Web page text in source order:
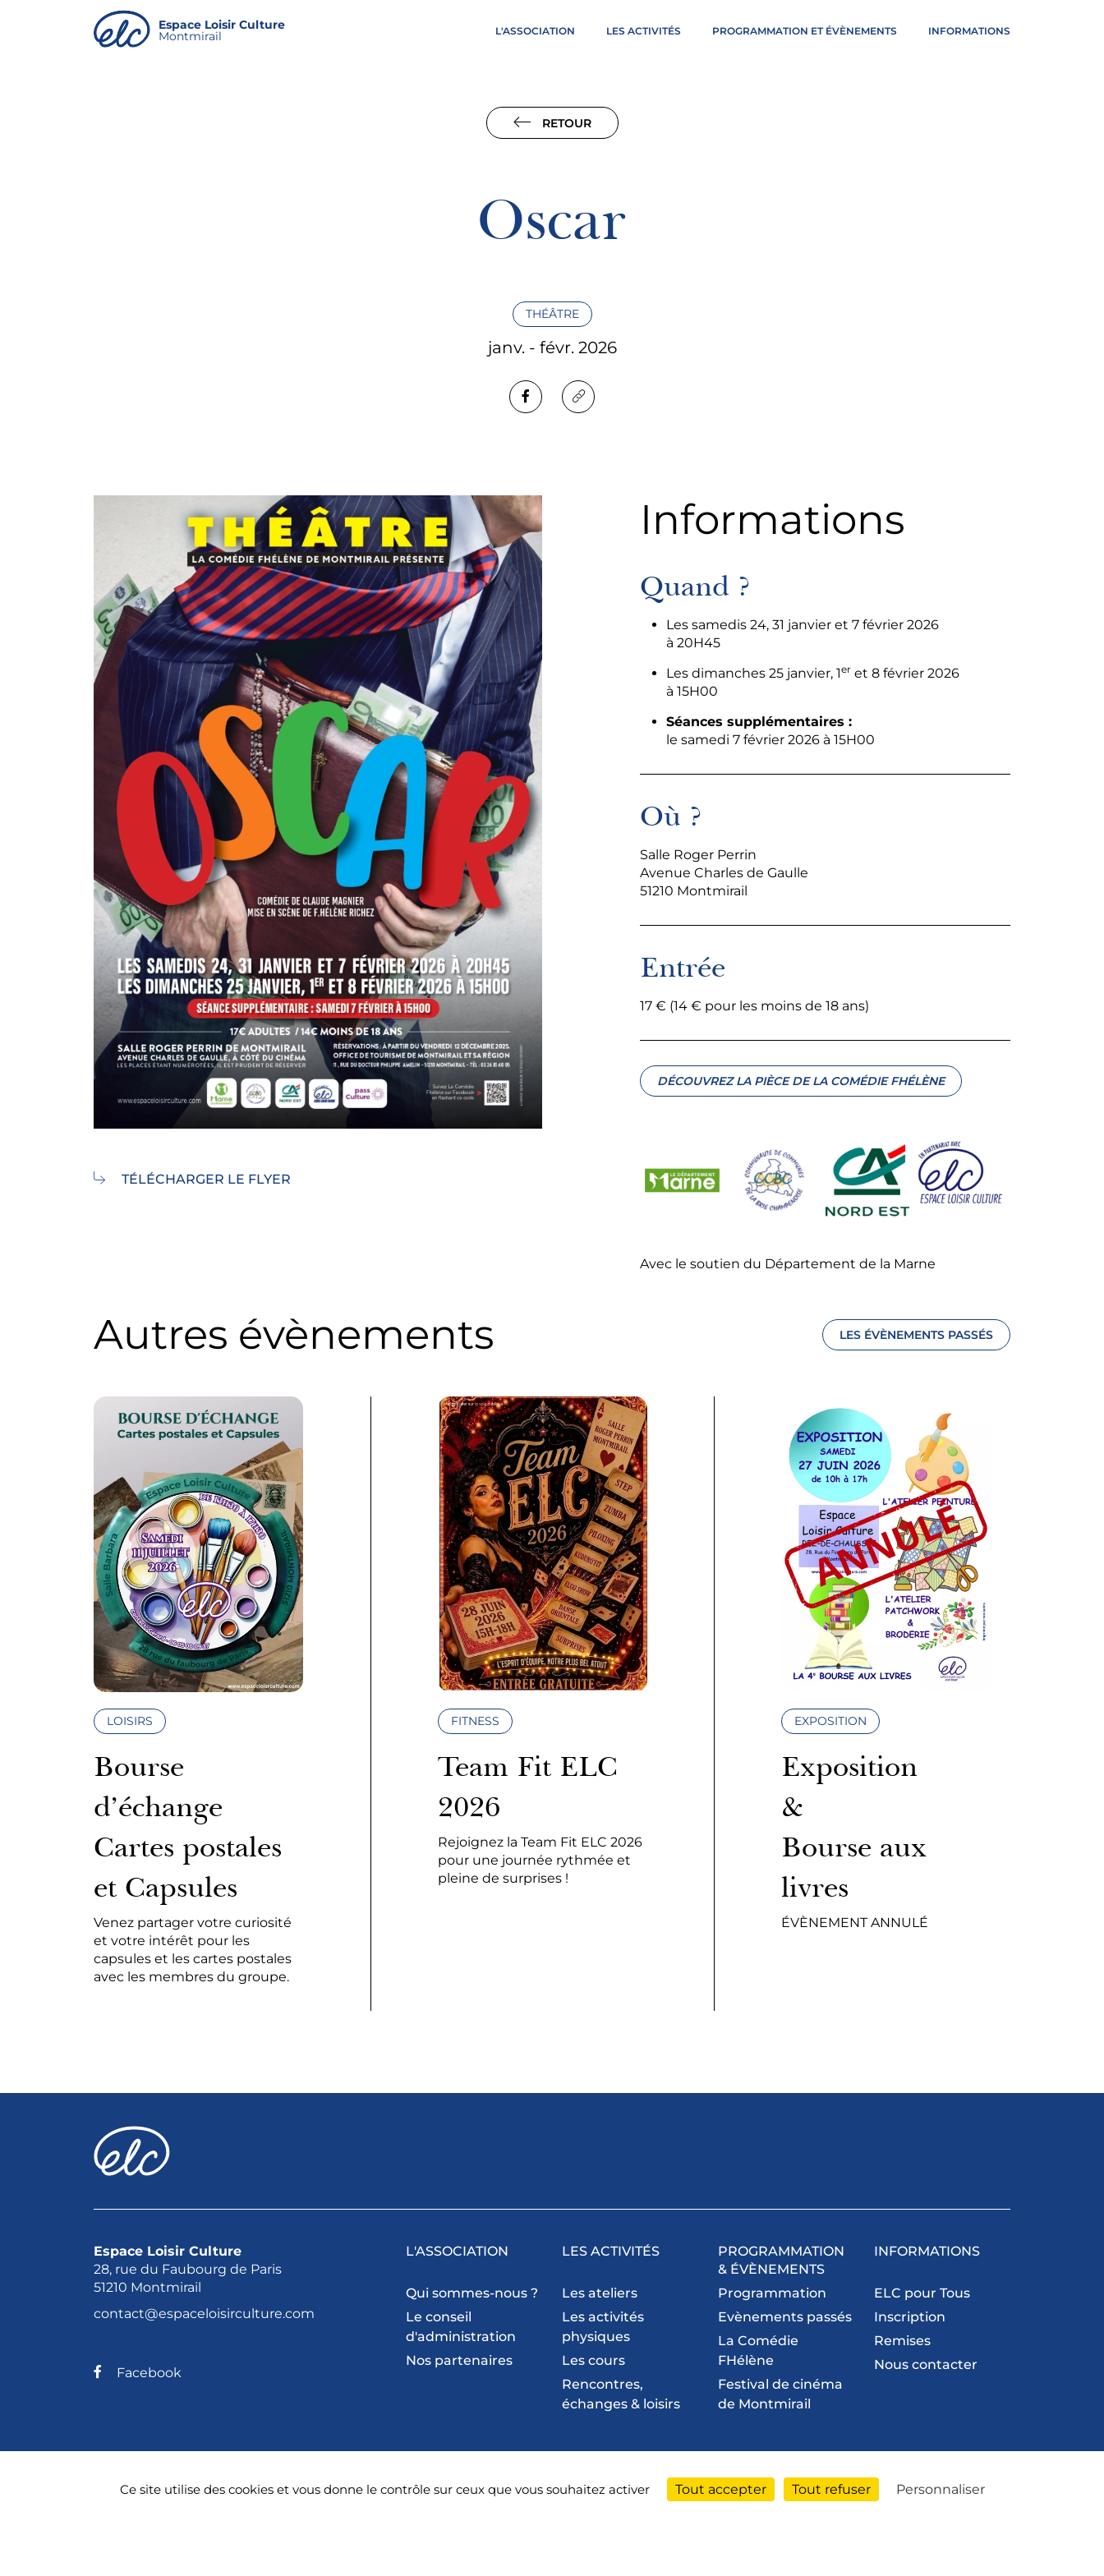
Espace Loisir Culture
Montmirail L'ASSOCIATION LES ACTIVITÉS PROGRAMMATION ET ÉVÈNEMENTS INFORMATIONS
RETOUR
Oscar
THÉÂTRE
janv. - févr. 2026
TÉLÉCHARGER LE FLYER
Informations
Quand ?
Les samedis 24, 31 janvier et 7 février 2026
à 20H45
Les dimanches 25 janvier, 1er et 8 février 2026
à 15H00
Séances supplémentaires :
le samedi 7 février 2026 à 15H00
Où ?
Salle Roger Perrin
Avenue Charles de Gaulle
51210 Montmirail
Entrée
17 € (14 € pour les moins de 18 ans)
DÉCOUVREZ LA PIÈCE DE LA COMÉDIE FHÉLÈNE
Avec le soutien du Département de la Marne
Autres évènements LES ÉVÈNEMENTS PASSÉS
LOISIRS
Bourse
d’échange
Cartes postales
et Capsules
Venez partager votre curiosité
et votre intérêt pour les
capsules et les cartes postales
avec les membres du groupe.
FITNESS
Team Fit ELC
2026
Rejoignez la Team Fit ELC 2026
pour une journée rythmée et
pleine de surprises !
EXPOSITION
Exposition
&
Bourse aux
livres
ÉVÈNEMENT ANNULÉ
Espace Loisir Culture
28, rue du Faubourg de Paris
51210 Montmirail
contact@espaceloisirculture.com
Facebook
L'ASSOCIATION
Qui sommes-nous ?
Le conseil
d'administration
Nos partenaires
LES ACTIVITÉS
Les ateliers
Les activités
physiques
Les cours
Rencontres,
échanges & loisirs
PROGRAMMATION
& ÉVÈNEMENTS
Programmation
Evènements passés
La Comédie
FHélène
Festival de cinéma
de Montmirail
INFORMATIONS
ELC pour Tous
Inscription
Remises
Nous contacter
© 2026 Espace Loisir Culture Mentions légales
Panneau de gestion des cookies
Ce site utilise des cookies et vous donne le contrôle sur ceux que vous souhaitez activer Tout accepter Tout refuser Personnaliser